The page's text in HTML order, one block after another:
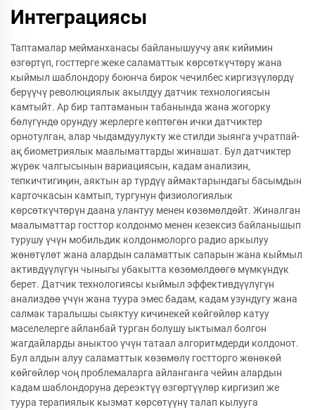
Интеграциясы
Таптамалар мейманханасы байланышуучу аяк кийимин
өзгөртүп, госттерге жеке саламаттык көрсөткүчтөрү жана
кыймыл шаблондору боюнча бирок чечилбес киргизүүлөрдү
берүүчү революциялык акылдуу датчик технологиясын
камтыйт. Ар бир таптаманын табанында жана жогорку
бөлүгүндө орундуу жерлерге көптөгөн ички датчиктер
орнотулган, алар чыдамдуулукту же стилди зыянга учратпай-
ақ биометриялык маалыматтарды жинашат. Бул датчиктер
жүрөк чалгысынын вариациясын, кадам анализин,
тепкичтигиңин, аяктын ар түрдүү аймактарындагы басымдын
карточкасын камтып, тургунун физиологиялык
көрсөткүчтөрүн даана улантуу менен көзөмөлдөйт. Жиналган
маалыматтар госттор колдонмо менен кезексиз байланышып
турушу үчүн мобильдик колдонмолорго радио аркылуу
жөнөтүлөт жана алардын саламаттык сапарын жана кыймыл
активдүүлүгүн чыныгы убакытта көзөмөлдөөгө мүмкүндүк
берет. Датчик технологиясы кыймыл эффективдүүлүгүн
анализдөө үчүн жана туура эмес бадам, кадам узундугу жана
салмак таралышы сыяктуу кичинекей көйгөйлөр катуу
маселелерге айланбай турган болушу ыктымал болгон
жагдайларды аныктоо үчүн татаал алгоритмдерди колдонот.
Бул алдын алуу саламаттык көзөмөлү гостторго жөнөкөй
көйгөйлөр чоң проблемаларга айланганга чейин алардын
кадам шаблондоруна дереэктүү өзгөртүүлөр киргизип же
туура терапиялык кызмат көрсөтүүнү талап кылууга